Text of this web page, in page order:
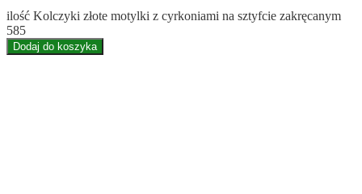
ilość Kolczyki złote motylki z cyrkoniami na sztyfcie zakręcanym
585
Dodaj do koszyka